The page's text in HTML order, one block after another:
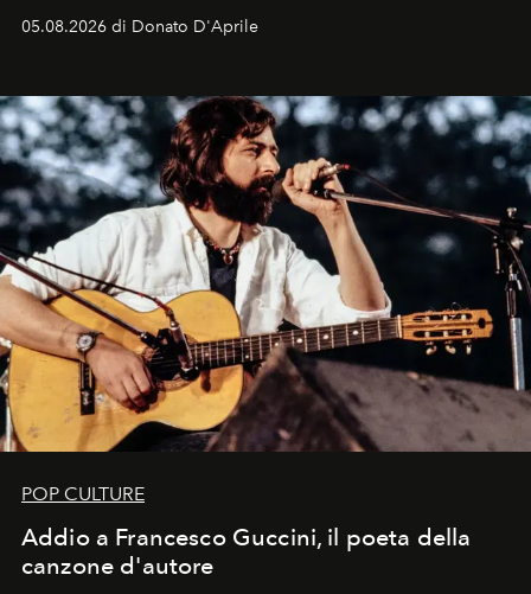
logomania pensata per la spiaggia
Kate, Claudia e Carla una dietro l'altra. Trent'anni dopo,
uno dei documenti più contemporanei che abbiamo.
05.08.2026 di Donato D'Aprile
POP CULTURE
Addio a Francesco Guccini, il poeta della
canzone d'autore